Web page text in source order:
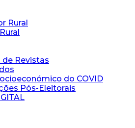
Rural
Revistas
do COVID
Pós-Eleitorais